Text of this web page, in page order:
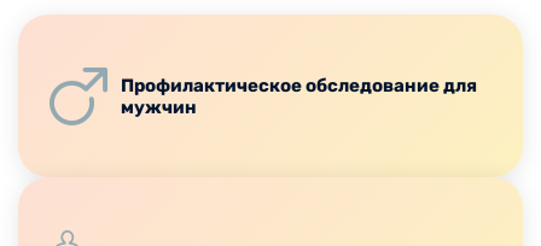
Профилактическое обследование для
мужчин